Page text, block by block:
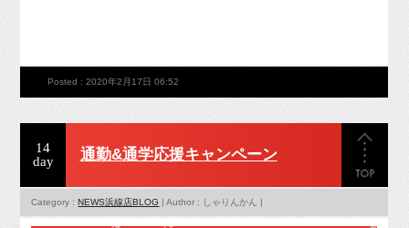
Posted : 2020年2月17日 06:52
14
day
通勤&通学応援キャンペーン
Category : NEWS浜線店BLOG | Author : しゃりんかん |